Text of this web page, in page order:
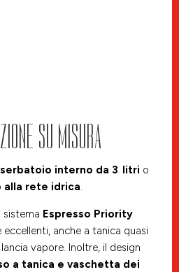
SU MISURA
serbatoio interno da 3 litri o
rete idrica.
sistema Espresso Priority
anche a tanica quasi
vapore. Inoltre, il design
a tanica e vaschetta dei